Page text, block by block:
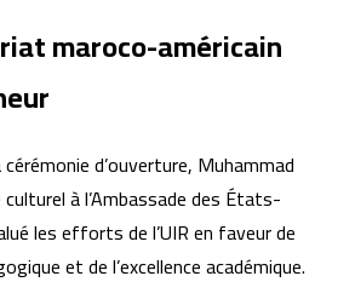
maroco-américain
d’ouverture, Muhammad
à l’Ambassade des États-
les efforts de l’UIR en faveur de
et de l’excellence académique.